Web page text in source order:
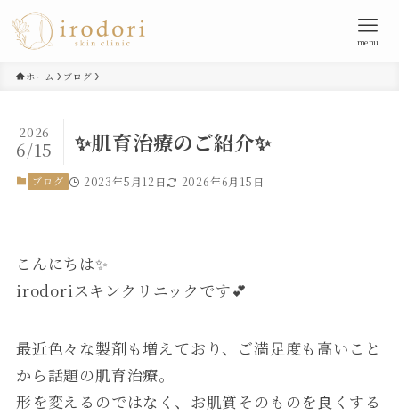
menu
ホーム ブログ
✨肌育治療のご紹介✨
2026
6/15
ブログ 2023年5月12日 2026年6月15日
こんにちは✨
irodoriスキンクリニックです💕
最近色々な製剤も増えており、ご満足度も高いこと
から話題の肌育治療。
形を変えるのではなく、お肌質そのものを良くする